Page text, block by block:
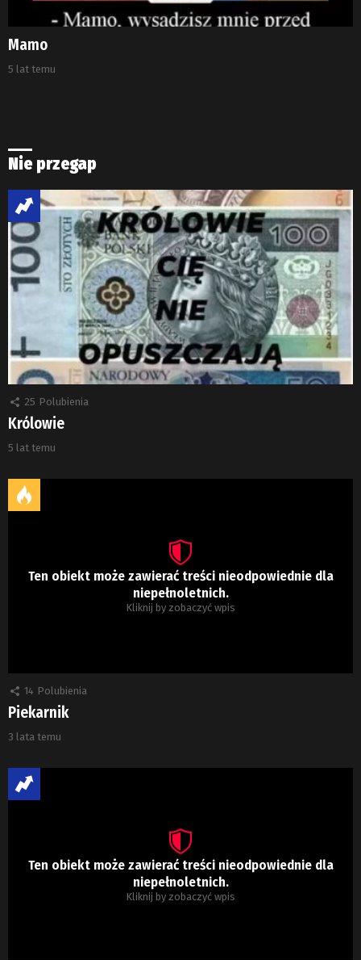
Mamo
5 lat temu
Nie przegap
25 Polubienia
Królowie
5 lat temu
Ten obiekt może zawierać treści nieodpowiednie dla
niepełnoletnich.
Kliknij by zobaczyć wpis
14 Polubienia
Piekarnik
3 lata temu
Ten obiekt może zawierać treści nieodpowiednie dla
niepełnoletnich.
Kliknij by zobaczyć wpis